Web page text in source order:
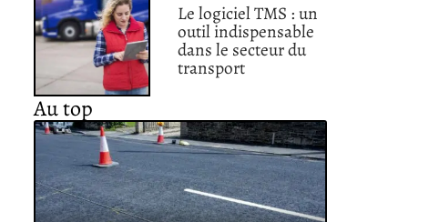
Le logiciel TMS : un
outil indispensable
dans le secteur du
transport
Au top